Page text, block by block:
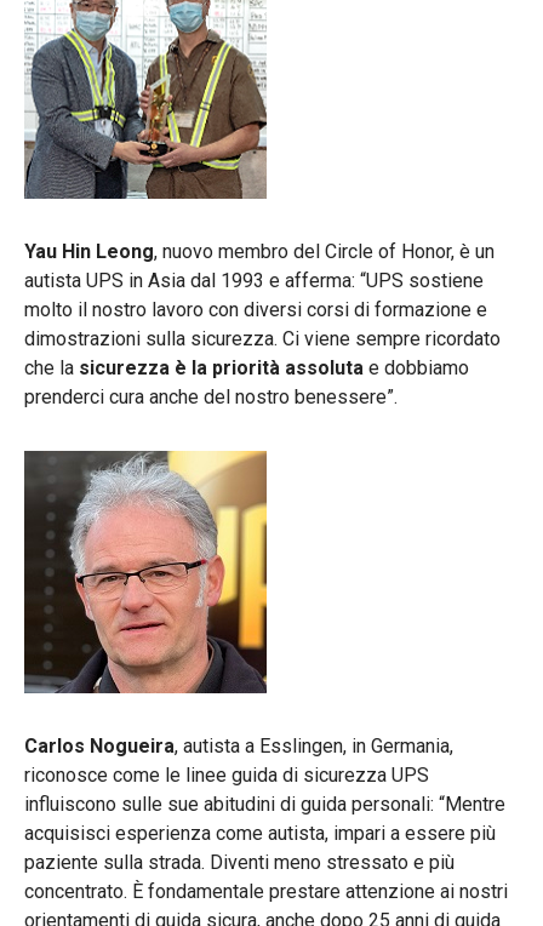
Yau Hin Leong, nuovo membro del Circle of Honor, è un
autista UPS in Asia dal 1993 e afferma: “UPS sostiene
molto il nostro lavoro con diversi corsi di formazione e
dimostrazioni sulla sicurezza. Ci viene sempre ricordato
che la sicurezza è la priorità assoluta e dobbiamo
prenderci cura anche del nostro benessere”.
Carlos Nogueira, autista a Esslingen, in Germania,
riconosce come le linee guida di sicurezza UPS
influiscono sulle sue abitudini di guida personali: “Mentre
acquisisci esperienza come autista, impari a essere più
paziente sulla strada. Diventi meno stressato e più
concentrato. È fondamentale prestare attenzione ai nostri
orientamenti di guida sicura, anche dopo 25 anni di guida